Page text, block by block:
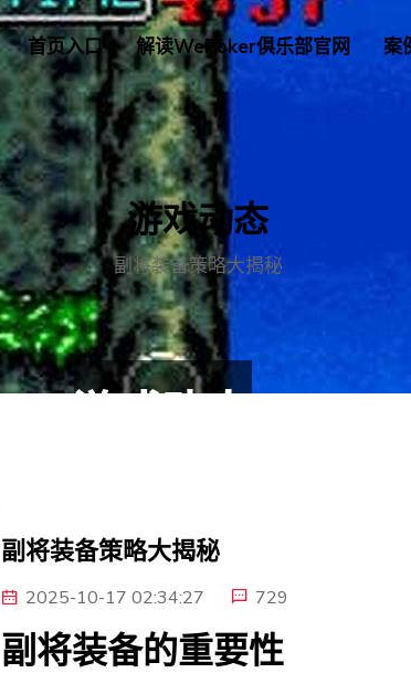
首页入口 解读WePoker俱乐部官网 案
游戏动态
副将装备策略大揭秘
副将装备策略大揭秘
2025-10-17 02:34:27 729
副将装备的重要性